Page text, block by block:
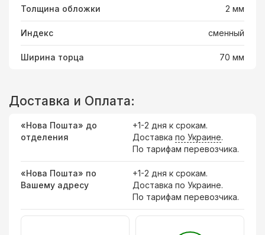
Толщина обложки 2 мм
Индекс сменный
Ширина торца 70 мм
Доставка и Оплата:
«Нова Пошта» до
отделения
+1-2 дня к срокам.
Доставка по Украине.
По тарифам перевозчика.
«Нова Пошта» по
Вашему адресу
+1-2 дня к срокам.
Доставка по Украине.
По тарифам перевозчика.